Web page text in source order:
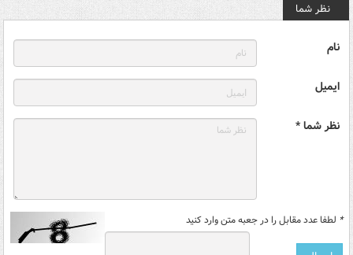
نظر شما
نام
ایمیل
نظر شما *
* لطفا عدد مقابل را در جعبه متن وارد کنید